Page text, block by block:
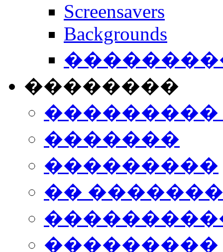
Screensavers
Backgrounds
��������
���������
�������
���������
��
���������